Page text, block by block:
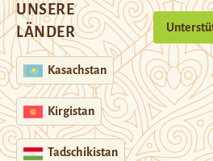
UNSERE
LÄNDER
Kasachstan
Kirgistan
Tadschikistan